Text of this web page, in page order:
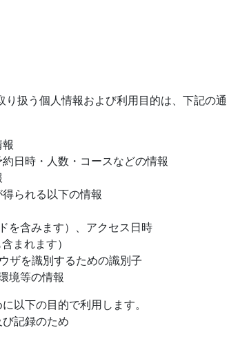
扱う個人情報および利用目的は、下記の
時・人数・コースなどの情報
られる以下の情報
含みます）、アクセス日時
れます）
を識別するための識別子
等の情報
以下の目的で利用します。
記録のため